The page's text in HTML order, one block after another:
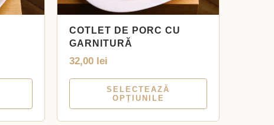
COTLET DE PORC CU
GARNITURĂ
32,00 lei
SELECTEAZĂ
OPȚIUNILE